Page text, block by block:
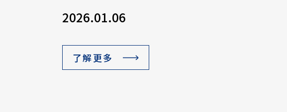
2026.01.06
了解更多